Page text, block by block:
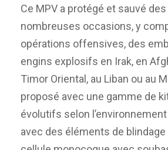
Ce MPV a protégé et sauvé
nombreuses occasions, y
opérations offensives, des
engins explosifs en Irak, en
Timor Oriental, au Liban ou au
proposé avec une gamme de
évolutifs selon
avec des éléments de blindage